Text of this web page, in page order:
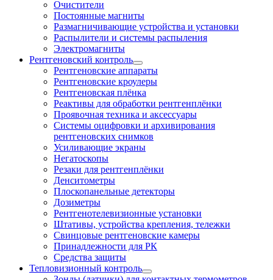
Очистители
Постоянные магниты
Размагничивающие устройства и установки
Распылители и системы распыления
Электромагниты
Рентгеновский контроль
Рентгеновские аппараты
Рентгеновские кроулеры
Рентгеновская плёнка
Реактивы для обработки рентгенплёнки
Проявочная техника и аксессуары
Системы оцифровки и архивирования
рентгеновских снимков
Усиливающие экраны
Негатоскопы
Резаки для рентгенплёнки
Денситометры
Плоскопанельные детекторы
Дозиметры
Рентгенотелевизионные установки
Штативы, устройства крепления, тележки
Свинцовые рентгеновские камеры
Принадлежности для РК
Средства защиты
Тепловизионный контроль